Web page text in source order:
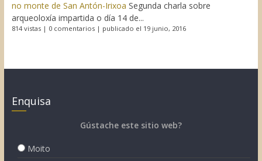
no monte de San Antón-Irixoa Segunda charla sobre
arqueoloxía impartida o día 14 de...
814 vistas| 0 comentarios| publicado el 19 junio, 2016
Enquisa
Gústache este sitio web?
Moito